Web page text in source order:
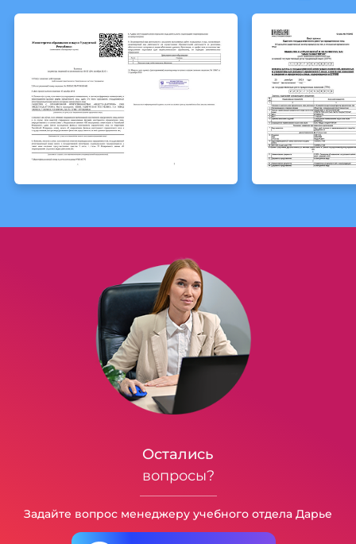
Остались
вопросы?
Задайте вопрос менеджеру учебного отдела Дарье